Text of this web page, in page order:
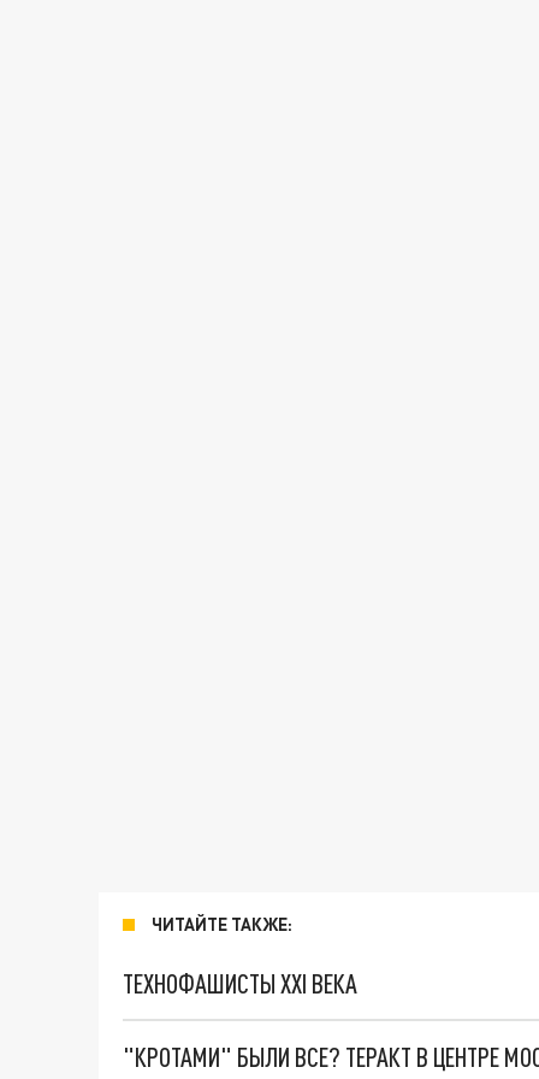
ЧИТАЙТЕ ТАКЖЕ:
ТЕХНОФАШИСТЫ XXI ВЕКА
"КРОТАМИ" БЫЛИ ВСЕ? ТЕРАКТ В ЦЕНТРЕ